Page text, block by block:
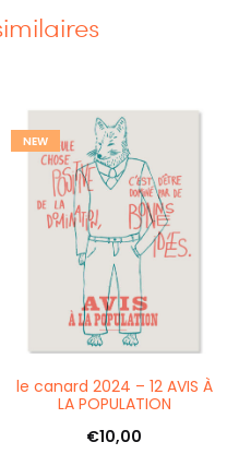
NEW
le canard 2024 – 12 AVIS À
LA POPULATION
€10,00